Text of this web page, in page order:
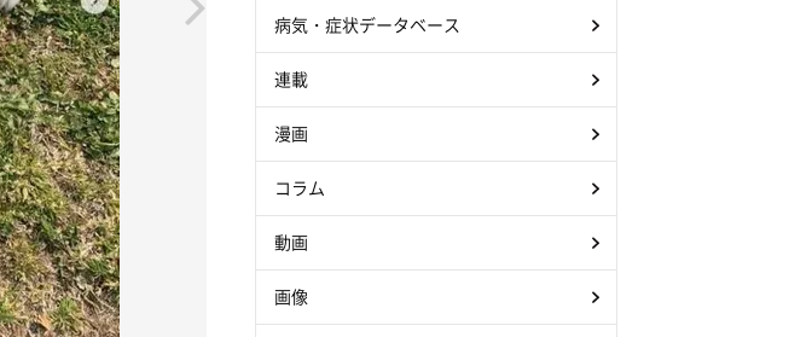
病気・症状データベース
連載
漫画
コラム
動画
画像